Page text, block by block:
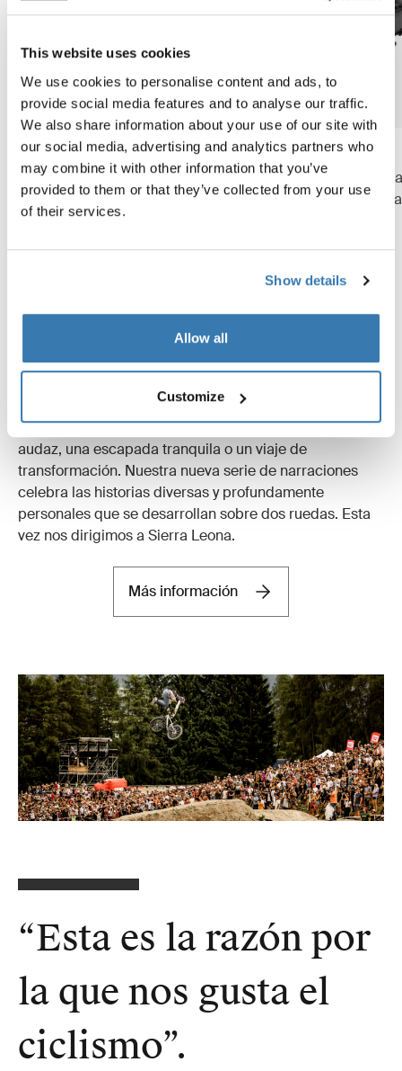
This website uses cookies
We use cookies to personalise content and ads, to
provide social media features and to analyse our traffic.
We also share information about your use of our site with
our social media, advertising and analytics partners who
may combine it with other information that you’ve
provided to them or that they’ve collected from your use
of their services.
Show details
Allow all
Customize
Thule OutPace
portabicicletas de plataforma
para 2 bicicletas
Thule EasyFold 3
Porta bicicletas con
remolque y plataforma
Cada viaje cuenta una historia
Cada viaje cuenta una historia, ya sea una aventura
audaz, una escapada tranquila o un viaje de
transformación. Nuestra nueva serie de narraciones
celebra las historias diversas y profundamente
personales que se desarrollan sobre dos ruedas. Esta
vez nos dirigimos a Sierra Leona.
Más información
“Esta es la razón por
la que nos gusta el
ciclismo”.